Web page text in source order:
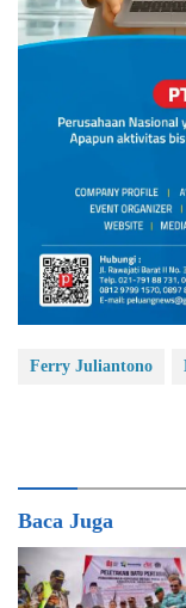
Ferry Juliantono
Baca Juga